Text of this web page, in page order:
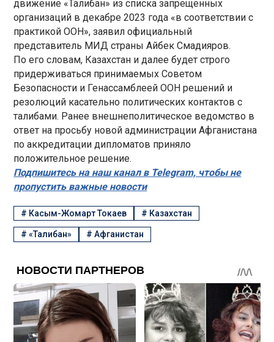
движение «Талибан» из списка запрещенных
организаций в декабре 2023 года «в соответствии с
практикой ООН», заявил официальный
представитель МИД страны Айбек Смадияров.
По его словам, Казахстан и далее будет строго
придерживаться принимаемых Советом
Безопасности и Генассамблеей ООН решений и
резолюций касательно политических контактов с
талибами. Ранее внешнеполитическое ведомство в
ответ на просьбу новой администрации Афганистана
по аккредитации дипломатов приняло
положительное решение.
Подпишитесь на наш канал в Telegram, чтобы не
пропустить важные новости
# Касым-Жомарт Токаев # Казахстан
#«Талибан» #Афганистан